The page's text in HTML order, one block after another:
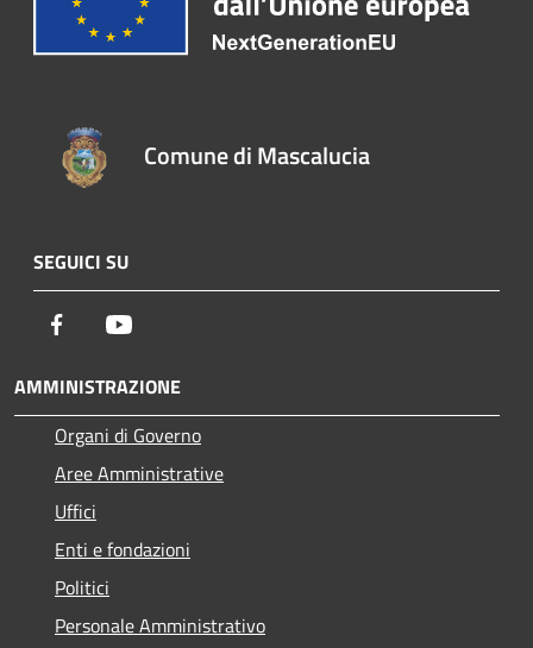
Comune di Mascalucia
SEGUICI SU
Facebook
AMMINISTRAZIONE
Organi di Governo
Aree Amministrative
Uffici
Enti e fondazioni
Politici
Personale Amministrativo